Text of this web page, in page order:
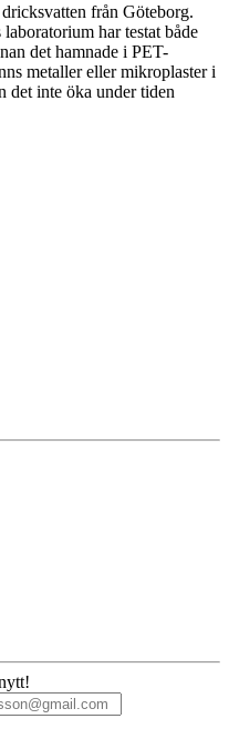
från Göteborg.
har testat både
det hamnade i PET-
metaller eller mikroplaster i
det inte öka under tiden